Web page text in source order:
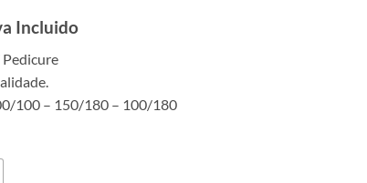
Incluido
100 – 150/180 – 100/180